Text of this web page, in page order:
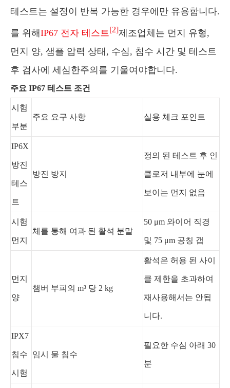
테스트는 설정이 반복 가능한 경우에만 유용합니다.
를 위해 IP67 전자 테스트[2]제조업체는 먼지 유형,
먼지 양, 샘플 압력 상태, 수심, 침수 시간 및 테스트
후 검사에 세심한주의를 기울여야합니다.
주요 IP67 테스트 조건
시험
부분
주요 요구 사항 실용 체크 포인트
IP6X
방진
테스
트
방진 방지
정의 된 테스트 후 인
클로저 내부에 눈에
보이는 먼지 없음
시험
먼지
체를 통해 여과 된 활석 분말
50 μm 와이어 직경
및 75 μm 공칭 갭
먼지
양
챔버 부피의 m³ 당 2 kg
활석은 허용 된 사이
클 제한을 초과하여
재사용해서는 안됩
니다.
IPX7
침수
시험
임시 물 침수
필요한 수심 아래 30
분